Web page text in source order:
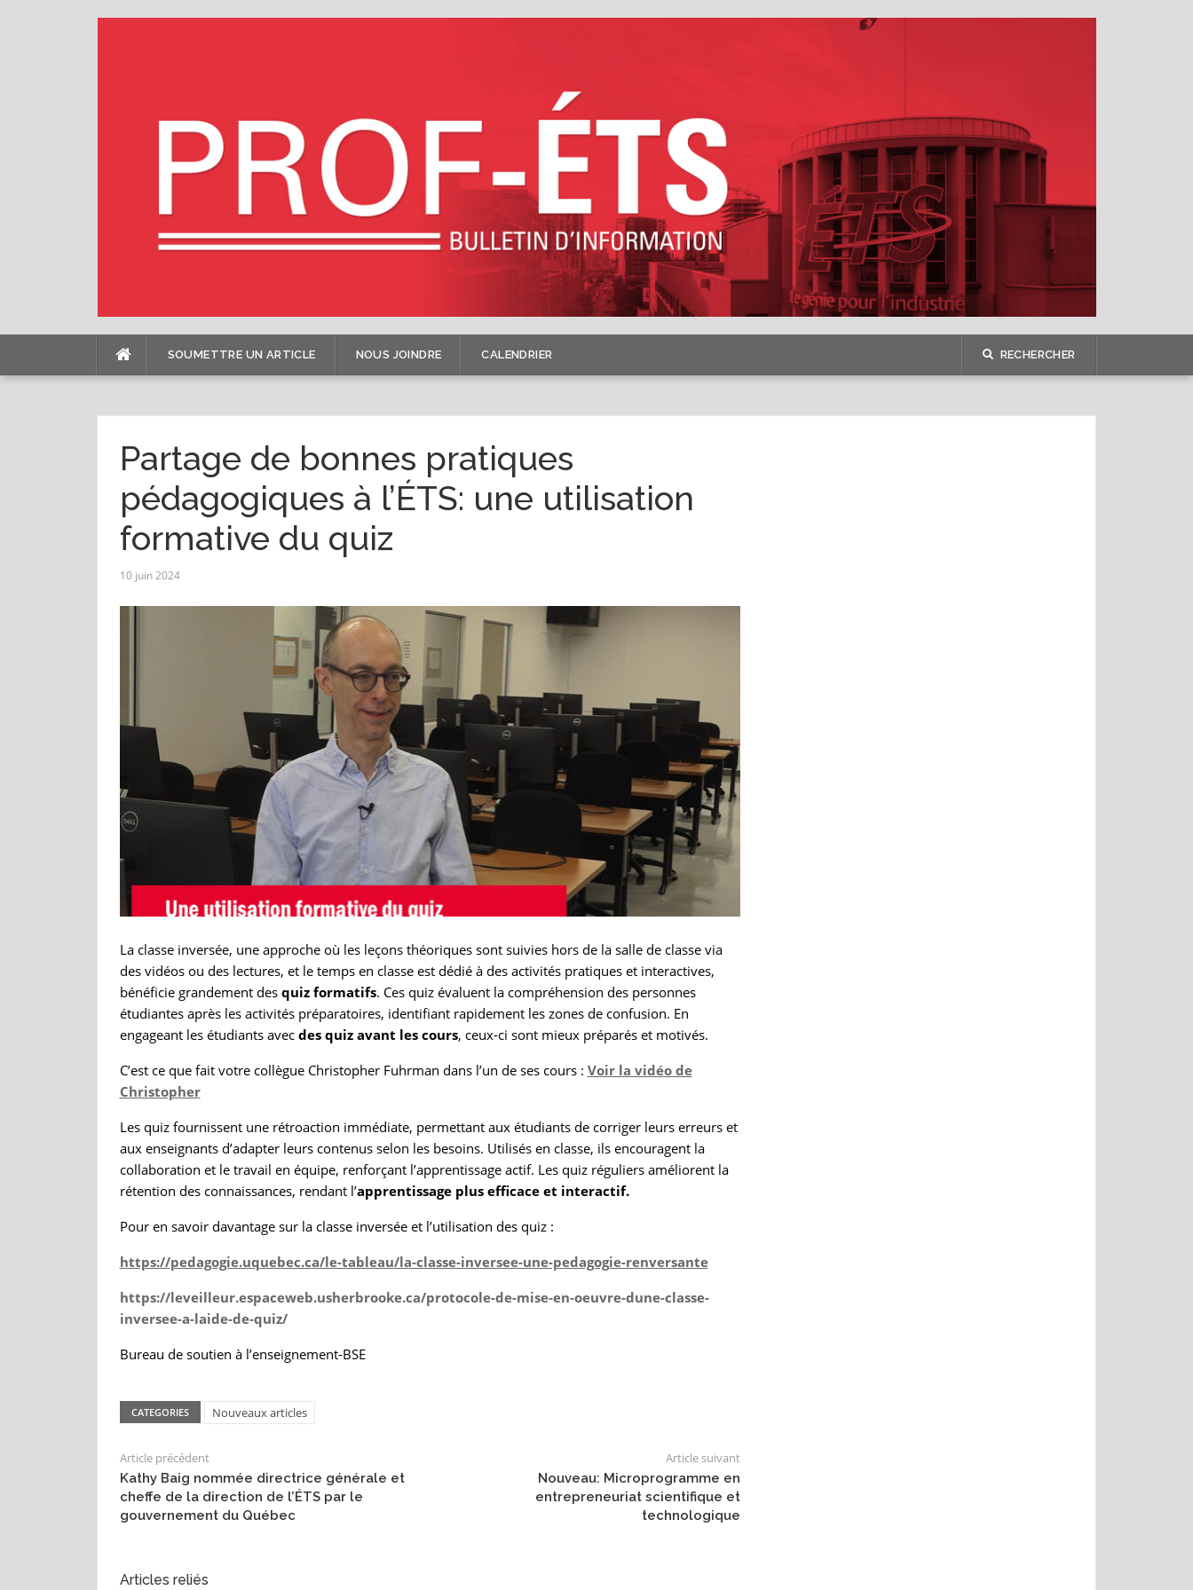
SOUMETTRE UN ARTICLE NOUS JOINDRE CALENDRIER RECHERCHER
Partage de bonnes pratiques
pédagogiques à l’ÉTS: une utilisation
formative du quiz
10 juin 2024
La classe inversée, une approche où les leçons théoriques sont suivies hors de la salle de classe via
des vidéos ou des lectures, et le temps en classe est dédié à des activités pratiques et interactives,
bénéficie grandement des quiz formatifs. Ces quiz évaluent la compréhension des personnes
étudiantes après les activités préparatoires, identifiant rapidement les zones de confusion. En
engageant les étudiants avec des quiz avant les cours, ceux-ci sont mieux préparés et motivés.
C’est ce que fait votre collègue Christopher Fuhrman dans l’un de ses cours : Voir la vidéo de
Christopher
Les quiz fournissent une rétroaction immédiate, permettant aux étudiants de corriger leurs erreurs et
aux enseignants d’adapter leurs contenus selon les besoins. Utilisés en classe, ils encouragent la
collaboration et le travail en équipe, renforçant l’apprentissage actif. Les quiz réguliers améliorent la
rétention des connaissances, rendant l’apprentissage plus efficace et interactif.
Pour en savoir davantage sur la classe inversée et l’utilisation des quiz :
https://pedagogie.uquebec.ca/le-tableau/la-classe-inversee-une-pedagogie-renversante
https://leveilleur.espaceweb.usherbrooke.ca/protocole-de-mise-en-oeuvre-dune-classe-
inversee-a-laide-de-quiz/
Bureau de soutien à l’enseignement-BSE
CATEGORIES Nouveaux articles
Article précédent
Kathy Baig nommée directrice générale et
cheffe de la direction de l’ÉTS par le
gouvernement du Québec
Article suivant
Nouveau: Microprogramme en
entrepreneuriat scientifique et
technologique
Articles reliés